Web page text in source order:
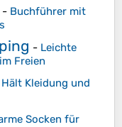
- Buchführer mit
- Leichte
Freien
Hält Kleidung und
Socken für